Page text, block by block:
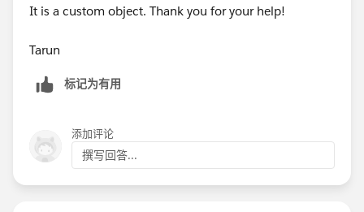
It is a custom object. Thank you for your help!
Tarun
标记为有用
添加评论
撰写回答...